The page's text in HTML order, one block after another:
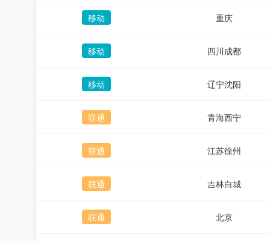
移动 重庆
移动 四川成都
移动 辽宁沈阳
联通 青海西宁
联通 江苏徐州
联通 吉林白城
联通 北京